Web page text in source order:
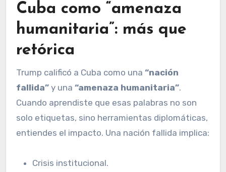
Cuba como “amenaza
humanitaria”: más que
retórica
Trump calificó a Cuba como una “nación
fallida” y una “amenaza humanitaria”.
Cuando aprendiste que esas palabras no son
solo etiquetas, sino herramientas diplomáticas,
entiendes el impacto. Una nación fallida implica:
Crisis institucional.